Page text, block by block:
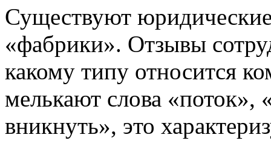
Существуют
«фабрики». Отзывы
какому типу относится
мелькают слова «поток»,
вникнуть», это